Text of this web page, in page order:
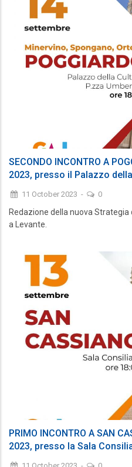
SECONDO INCONTRO A
2023, presso il Palazzo
11 October 2023 - 0
Redazione della nuova Strategia
a Levante.
PRIMO INCONTRO A SAN
2023, presso la Sala